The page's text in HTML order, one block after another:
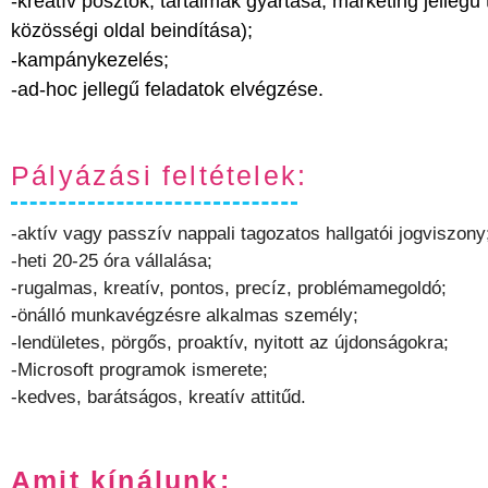
közösségi oldal beindítása);
-kampánykezelés;
-ad-hoc jellegű feladatok elvégzése.
Pályázási feltételek:
-aktív vagy passzív nappali tagozatos hallgatói
-heti 20-25 óra vállalása;
-rugalmas, kreatív, pontos, precíz, problémamegoldó;
-önálló munkavégzésre alkalmas személy;
-lendületes, pörgős, proaktív, nyitott az újdonságokra;
-Microsoft programok ismerete;
-kedves, barátságos, kreatív attitűd.
Amit kínálunk: